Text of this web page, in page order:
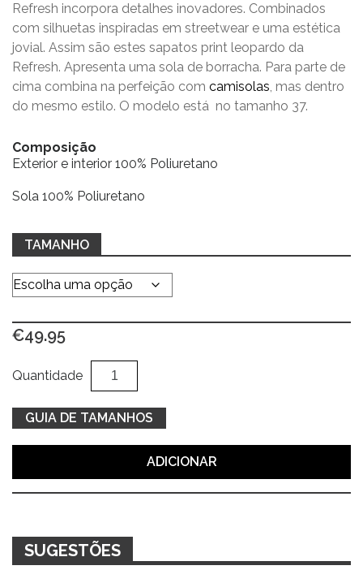
Refresh incorpora detalhes inovadores. Combinados
com silhuetas inspiradas em streetwear e uma estética
jovial. Assim são estes sapatos print leopardo da
Refresh. Apresenta uma sola de borracha. Para parte de
cima combina na perfeição com camisolas, mas dentro
do mesmo estilo. O modelo está no tamanho 37.
Composição
Exterior e interior 100% Poliuretano
Sola 100% Poliuretano
TAMANHO
€49.95
Quantidade
Quantidade
de
Sapatos
print
leopardo
GUIA DE TAMANHOS
ADICIONAR
SUGESTÕES